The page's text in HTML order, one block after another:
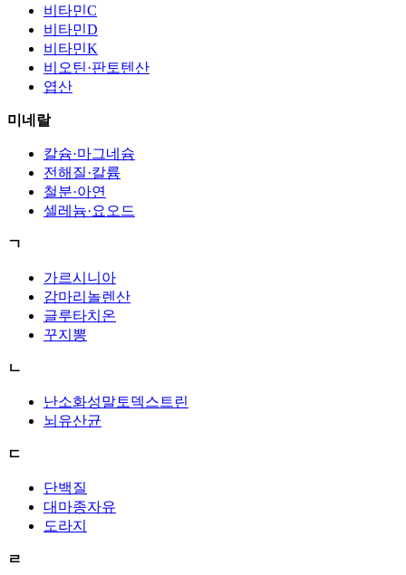
비타민C
비타민D
비타민K
비오틴·판토텐산
엽산
미네랄
칼슘·마그네슘
전해질·칼륨
철분·아연
셀레늄·요오드
ㄱ
가르시니아
감마리놀렌산
글루타치온
꾸지뽕
ㄴ
난소화성말토덱스트린
뇌유산균
ㄷ
단백질
대마종자유
도라지
ㄹ